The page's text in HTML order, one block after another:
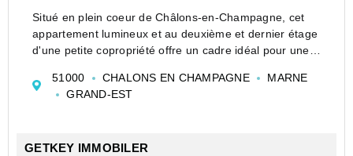
Situé en plein coeur de Châlons-en-Champagne, cet
appartement lumineux et au deuxième et dernier étage
d'une petite copropriété offre un cadre idéal pour une
Composé de 2 chambres, il ne nécessite auc...
51000 CHALONS EN CHAMPAGNE
MARNE
GRAND-EST
GETKEY IMMOBILER